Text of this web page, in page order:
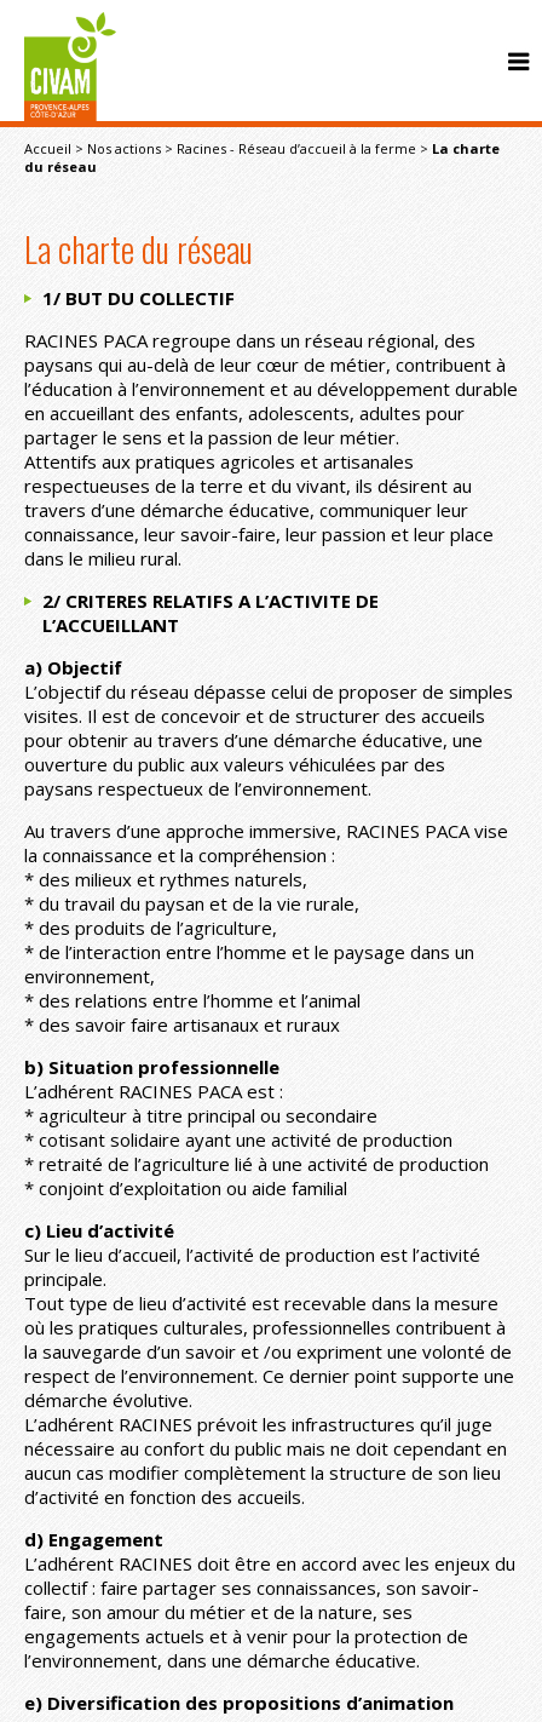
Accueil > Nos actions > Racines - Réseau d’accueil à la ferme > La charte
du réseau
La charte du réseau
1/ BUT DU COLLECTIF
RACINES PACA regroupe dans un réseau régional, des
paysans qui au-delà de leur cœur de métier, contribuent à
l’éducation à l’environnement et au développement durable
en accueillant des enfants, adolescents, adultes pour
partager le sens et la passion de leur métier.
Attentifs aux pratiques agricoles et artisanales
respectueuses de la terre et du vivant, ils désirent au
travers d’une démarche éducative, communiquer leur
connaissance, leur savoir-faire, leur passion et leur place
dans le milieu rural.
2/ CRITERES RELATIFS A L’ACTIVITE DE
L’ACCUEILLANT
a) Objectif
L’objectif du réseau dépasse celui de proposer de simples
visites. Il est de concevoir et de structurer des accueils
pour obtenir au travers d’une démarche éducative, une
ouverture du public aux valeurs véhiculées par des
paysans respectueux de l’environnement.
Au travers d’une approche immersive, RACINES PACA vise
la connaissance et la compréhension :
* des milieux et rythmes naturels,
* du travail du paysan et de la vie rurale,
* des produits de l’agriculture,
* de l’interaction entre l’homme et le paysage dans un
environnement,
* des relations entre l’homme et l’animal
* des savoir faire artisanaux et ruraux
b) Situation professionnelle
L’adhérent RACINES PACA est :
* agriculteur à titre principal ou secondaire
* cotisant solidaire ayant une activité de production
* retraité de l’agriculture lié à une activité de production
* conjoint d’exploitation ou aide familial
c) Lieu d’activité
Sur le lieu d’accueil, l’activité de production est l’activité
principale.
Tout type de lieu d’activité est recevable dans la mesure
où les pratiques culturales, professionnelles contribuent à
la sauvegarde d’un savoir et /ou expriment une volonté de
respect de l’environnement. Ce dernier point supporte une
démarche évolutive.
L’adhérent RACINES prévoit les infrastructures qu’il juge
nécessaire au confort du public mais ne doit cependant en
aucun cas modifier complètement la structure de son lieu
d’activité en fonction des accueils.
d) Engagement
L’adhérent RACINES doit être en accord avec les enjeux du
collectif : faire partager ses connaissances, son savoir-
faire, son amour du métier et de la nature, ses
engagements actuels et à venir pour la protection de
l’environnement, dans une démarche éducative.
e) Diversification des propositions d’animation